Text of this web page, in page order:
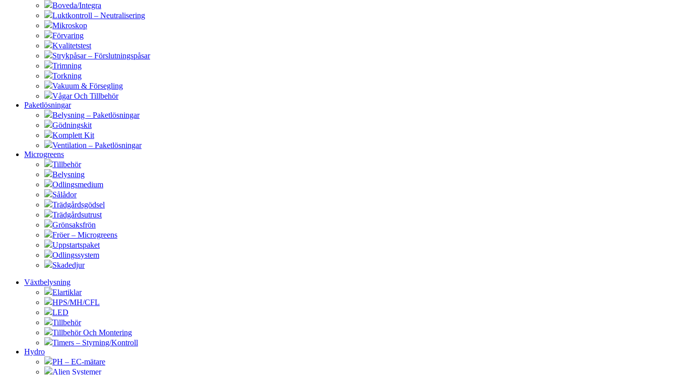
Boveda/Integra
Luktkontroll – Neutralisering
Mikroskop
Förvaring
Kvalitetstest
Strykpåsar – Förslutningspåsar
Trimning
Torkning
Vakuum & Försegling
Vågar Och Tillbehör
Paketlösningar
Belysning – Paketlösningar
Gödningskit
Komplett Kit
Ventilation – Paketlösningar
Microgreens
Tillbehör
Belysning
Odlingsmedium
Sålådor
Trädgårdsgödsel
Trädgårdsutrust
Grönsaksfrön
Fröer – Microgreens
Uppstartspaket
Odlingssystem
Skadedjur
Växtbelysning
Elartiklar
HPS/MH/CFL
LED
Tillbehör
Tillbehör Och Montering
Timers – Styrning/Kontroll
Hydro
PH – EC-mätare
Alien Systemer